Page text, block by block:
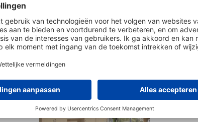
Vervolledig uw PROFI MODUL bureau